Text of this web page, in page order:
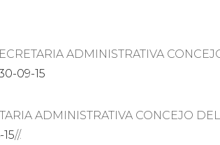
ADMINISTRATIVA
09-15
ADMINISTRATIVA CONCEJO
//.